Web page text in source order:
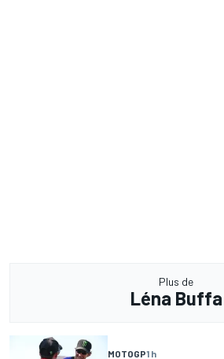
Plus de
Léna Buffa
MOTOGP1 h